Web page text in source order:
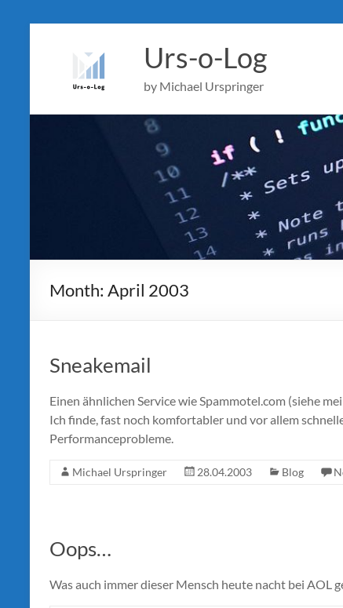
Urs-o-Log
by Michael Urspringer
Month: April 2003
Sneakemail
Einen ähnlichen Service wie Spammotel.com (siehe
Ich finde, fast noch komfortabler und vor allem
Performanceprobleme.
Michael Urspringer 28.04.2003 Blog
Oops…
Was auch immer dieser Mensch heute nacht bei AOL